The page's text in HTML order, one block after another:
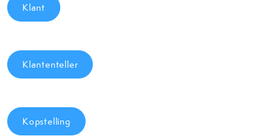
Klant
Klantenteller
Kopstelling